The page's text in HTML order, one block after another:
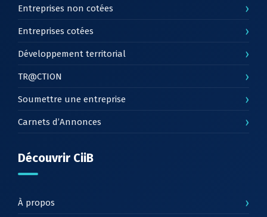
Entreprises non cotées ›
Entreprises cotées ›
Développement territorial ›
TR@CTION ›
Soumettre une entreprise ›
Carnets d’Annonces ›
Découvrir CiiB
À propos ›